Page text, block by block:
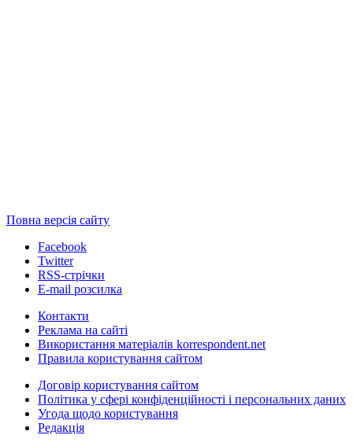
Повна версія сайту
Facebook
Twitter
RSS-стрічки
E-mail розсилка
Контакти
Реклама на сайті
Використання матеріалів korrespondent.net
Правила користування сайтом
Договір користування сайтом
Політика у сфері конфіденційності і персональних даних
Угода щодо користування
Редакція